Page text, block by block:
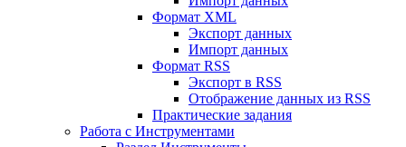
Формат XML
Экспорт данных
Импорт данных
Формат RSS
Экспорт в RSS
Отображение данных из RSS
Практические задания
Работа с Инструментами